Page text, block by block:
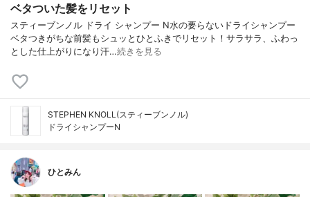
ベタついた髪をリセット
スティーブンノル ドライ シャンプー N 水の要らないドライシャンプー
ベタつきがちな前髪もシュッとひとふきで リセット！サラサラ、ふわっ
とした仕上がりになり汗…続きを見る
STEPHEN KNOLL(スティーブンノル)
ドライシャンプーN
ひとみん